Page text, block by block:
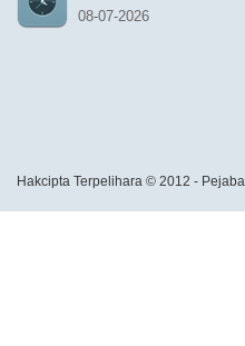
08-07-2026
Hakcipta Terpelihara © 2012 -